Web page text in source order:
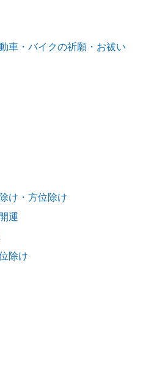
車・バイクの祈願・お祓い
け・方位除け
運
除け